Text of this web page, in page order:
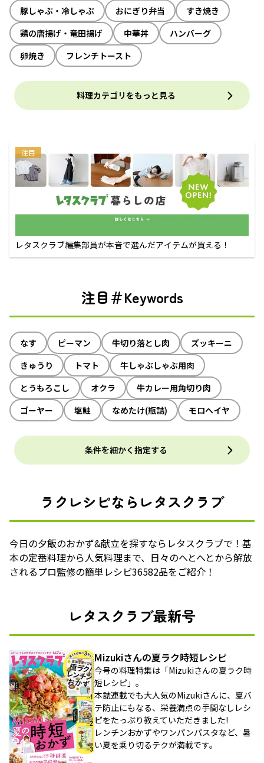
豚しゃぶ・冷しゃぶ おにぎり弁当
すき焼き
鶏の唐揚げ・竜田揚げ
中華丼
ハンバーグ
卵焼き
フレンチトースト
料理カテゴリをもっと見る
注目
レタスクラブ編集部員が本音で選んだアイテムが買える！
注目＃Keywords
なす ピーマン 牛切り落とし肉
ズッキーニ
きゅうり
トマト
牛しゃぶしゃぶ用肉
とうもろこし
オクラ
牛カレー用角切り肉
ゴーヤー
塩鮭 なめたけ(瓶詰) モロヘイヤ
条件を細かく指定する
ラクレシピならレタスクラブ
今日の夕飯のおかず&献立を探すならレタスクラブで！基
本の定番料理から人気料理まで、日々のへとへとから解放
されるプロ監修の簡単レシピ36582品をご紹介！
レタスクラブ最新号
Mizukiさんの夏ラク時短レシピ
今号の料理特集は「Mizukiさんの夏ラク時
短レシピ」。
本誌連載でも大人気のMizukiさんに、夏バ
テ防止にもなる、栄養満点の手間なしレシ
ピをたっぷり教えていただきました!
レンチンおかずやワンパンパスタなど、暑
い夏を乗り切るテクが満載です。